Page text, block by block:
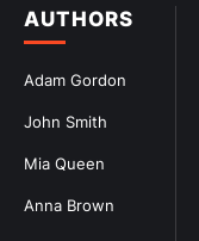
AUTHORS
Adam Gordon
John Smith
Mia Queen
Anna Brown